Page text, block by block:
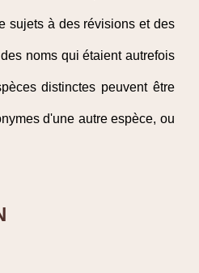
sujets à des révisions et des
noms qui étaient autrefois
distinctes peuvent être
d'une autre espèce, ou